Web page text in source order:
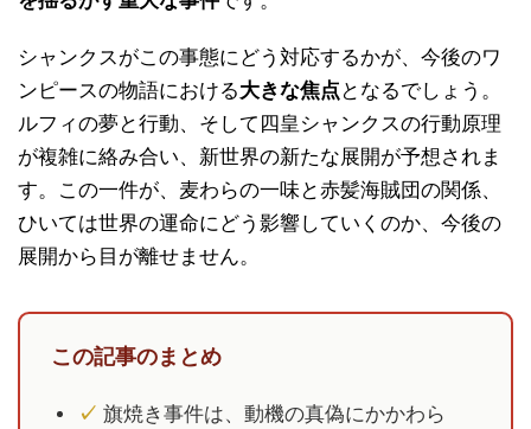
シャンクスがこの事態にどう対応するかが、今後のワ
ンピースの物語における大きな焦点 となるでしょう。
ルフィの夢と行動、そして四皇シャンクスの行動原理
が複雑に絡み合い、新世界の新たな展開が予想されま
す。この一件が、麦わらの一味と赤髪海賊団の関係、
ひいては世界の運命にどう影響していくのか、今後の
展開から目が離せません。
この記事のまとめ
✓ 旗焼き事件は、動機の真偽にかかわら